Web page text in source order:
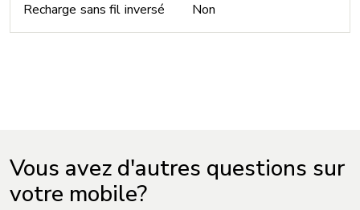
Recharge sans fil inversé Non
Vous avez d'autres questions sur
votre mobile?